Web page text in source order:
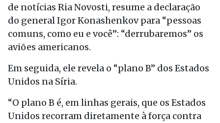
de notícias Ria Novosti, resume a declaração
do general Igor Konashenkov para “pessoas
comuns, como eu e você”: “derrubaremos” os
aviões americanos.
Em seguida, ele revela o “plano B” dos Estados
Unidos na Síria.
“O plano B é, em linhas gerais, que os Estados
Unidos recorram diretamente à força contra